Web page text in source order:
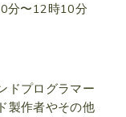
分〜12時10分
ドプログラマー
製作者やその他